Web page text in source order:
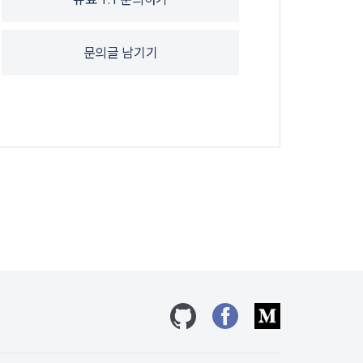
문의글 남기기
깃허브 페이스북 미디엄